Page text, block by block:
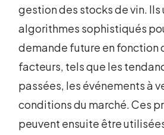
gestion des stocks de vin.
algorithmes sophistiqués
demande future en fonction
facteurs, tels que les
passées, les événements à
conditions du marché. Ces
peuvent ensuite être